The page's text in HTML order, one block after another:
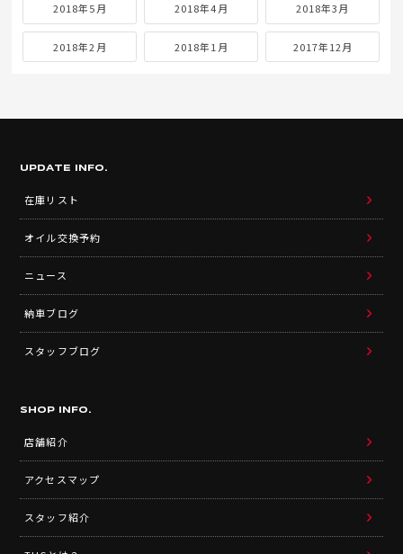
2018年5月 2018年4月 2018年3月
2018年2月 2018年1月 2017年12月
UPDATE INFO.
在庫リスト
オイル交換予約
ニュース
納車ブログ
スタッフブログ
SHOP INFO.
店舗紹介
アクセスマップ
スタッフ紹介